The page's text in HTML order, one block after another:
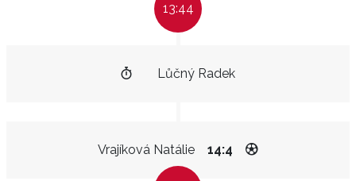
13:44
Lůčný Radek
Vrajíková Natálie 14:4